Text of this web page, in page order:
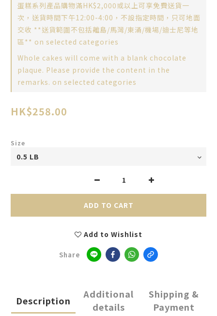
蛋糕系列產品購物滿HK$2,000或以上可享免費送貨一
次，送貨時間下午12:00-4:00，不設指定時間，只可地面
交收 **送貨範圍不包括離島/馬灣/東涌/機場/迪士尼等地
區** on selected categories
Whole cakes will come with a blank chocolate
plaque. Please provide the content in the
remarks. on selected categories
HK$258.00
Size
ADD TO CART
Add to Wishlist
Share
Description
Additional
details
Shipping &
Payment